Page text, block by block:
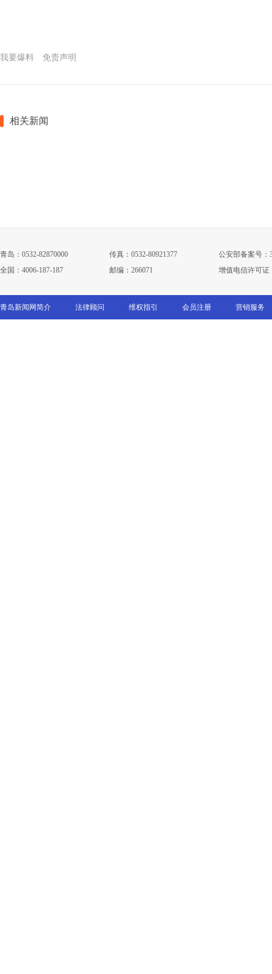
我要爆料 免责声明
相关新闻
青岛：0532-82870000 传真：0532-80921377
公安部备案号：
全国：4006-187-187
邮编：266071 增值电信许可证
青岛新闻网简介 法律顾问 维权指引 会员注册 营销服务